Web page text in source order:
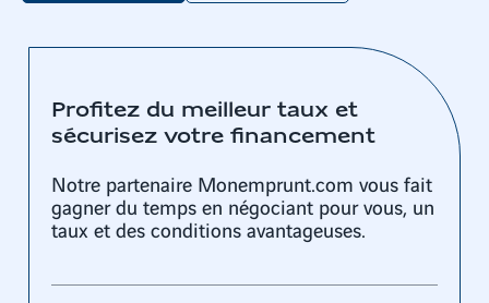
Profitez du meilleur taux et
sécurisez votre financement
Notre partenaire Monemprunt.com vous fait
gagner du temps en négociant pour vous, un
taux et des conditions avantageuses.